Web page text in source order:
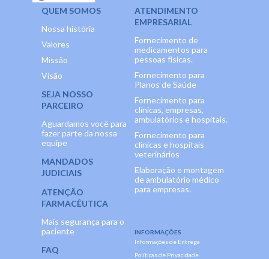
QUEM SOMOS
Nossa história
Valores
Missão
Visão
SEJA NOSSO
PARCEIRO
Aguardamos você para
fazer parte da nossa
equipe
MANDADOS
JUDICIAIS
ATENÇÃO
FARMACÊUTICA
Mais segurança para o
paciente
FAQ
ATENDIMENTO
EMPRESARIAL
Fornecimento de
medicamentos para
pessoas físicas.
Fornecimento para
Planos de Saúde
Fornecimento para
clínicas, empresas,
ambulatórios e hospitais.
Fornecimento para
clínicas e hospitais
veterinários
Elaboração e montagem
de ambulatório médico
para empresas.
INFORMAÇÕES
Informações de Entrega
Políticas de Privacidade